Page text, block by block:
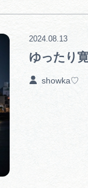
ゆったり
2024.08.13
showka♡